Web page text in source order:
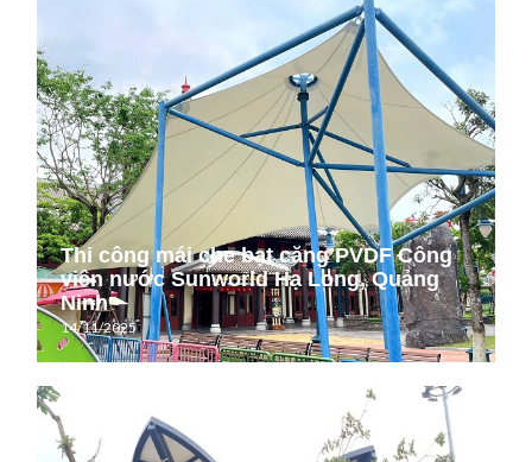
Thi công mái che bạt căng PVDF Công
viên nước Sunworld Hạ Long, Quảng
Ninh
14/11/2025